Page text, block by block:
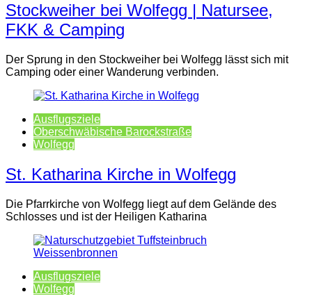
Stockweiher bei Wolfegg | Natursee,
FKK & Camping
Der Sprung in den Stockweiher bei Wolfegg lässt sich mit
Camping oder einer Wanderung verbinden.
Ausflugsziele
Oberschwäbische Barockstraße
Wolfegg
St. Katharina Kirche in Wolfegg
Die Pfarrkirche von Wolfegg liegt auf dem Gelände des
Schlosses und ist der Heiligen Katharina
Ausflugsziele
Wolfegg